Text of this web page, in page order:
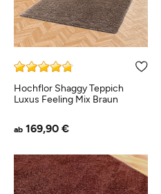
Hochflor Shaggy Teppich
Luxus Feeling Mix Braun
ab 169,90 €